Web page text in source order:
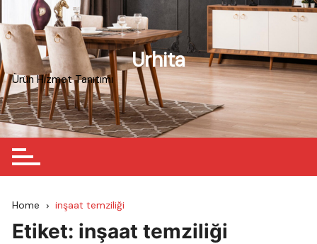
to
content
Urhita
Ürün Hizmet Tanıtımı
Home inşaat temziliği
Etiket: inşaat temziliği